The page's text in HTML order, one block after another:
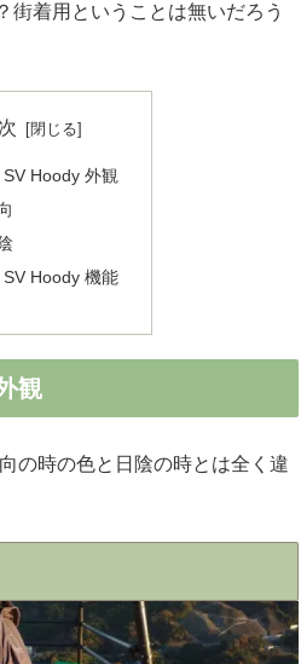
街着用ということは無いだろう
Hoody 外観
Hoody 機能
観
の時の色と日陰の時とは全く違